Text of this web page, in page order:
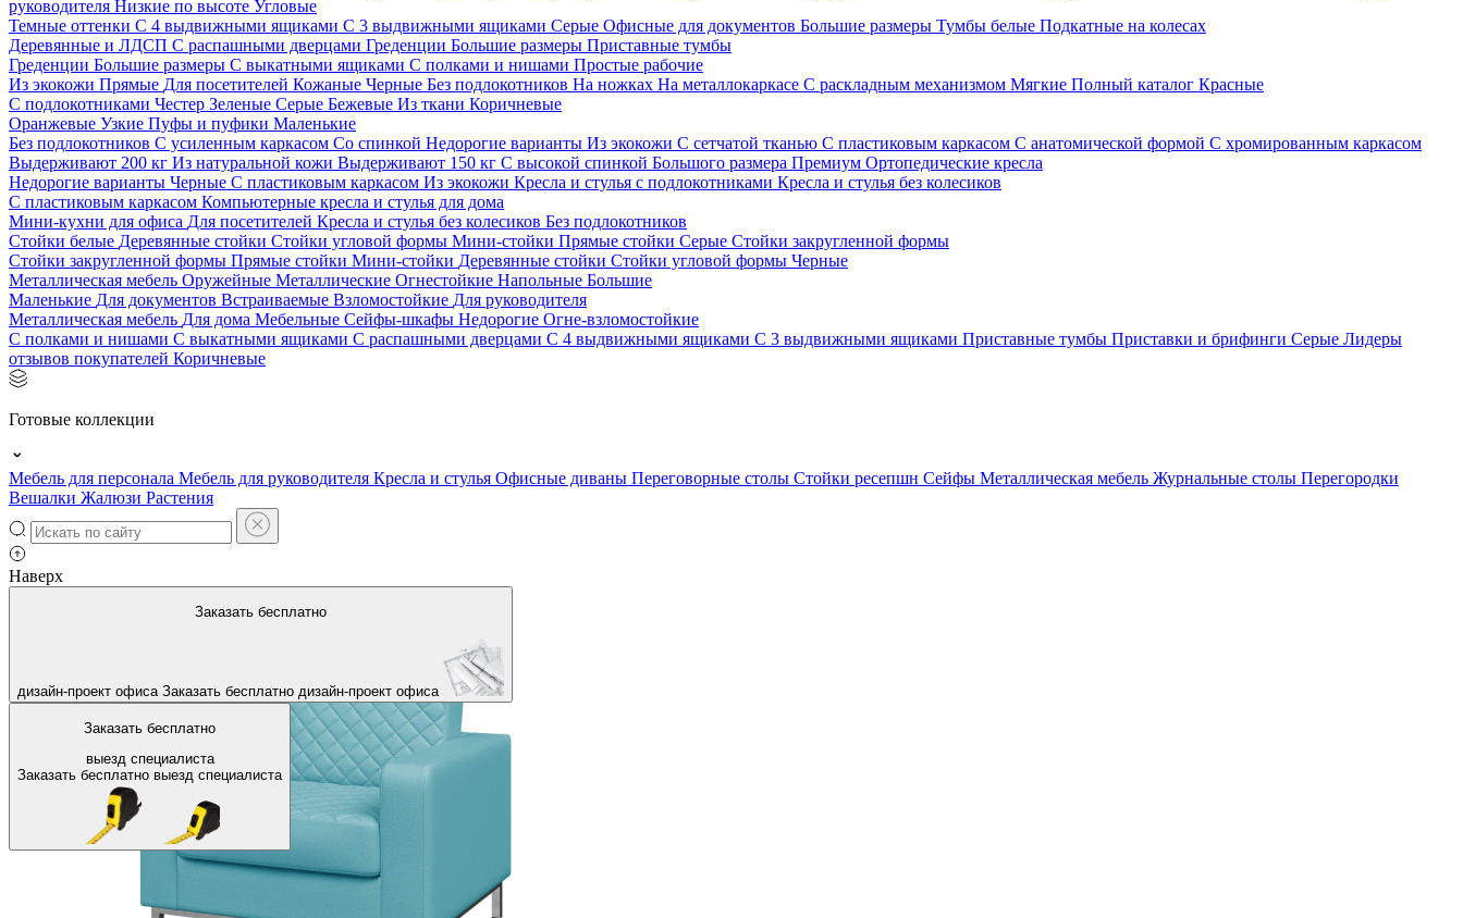
руководителя Низкие по высоте Угловые
Темные оттенки С 4 выдвижными ящиками С 3 выдвижными ящиками Серые Офисные для документов Большие размеры Тумбы белые Подкатные на колесах
Деревянные и ЛДСП С распашными дверцами Греденции Большие размеры Приставные тумбы
Греденции Большие размеры С выкатными ящиками С полками и нишами Простые рабочие
Из экокожи Прямые Для посетителей Кожаные Черные Без подлокотников На ножках На металлокаркасе С раскладным механизмом Мягкие Полный каталог Красные
С подлокотниками Честер Зеленые Серые Бежевые Из ткани Коричневые
Оранжевые Узкие Пуфы и пуфики Маленькие
Без подлокотников С усиленным каркасом Со спинкой Недорогие варианты Из экокожи С сетчатой тканью С пластиковым каркасом С анатомической формой С хромированным каркасом
Выдерживают 200 кг Из натуральной кожи Выдерживают 150 кг С высокой спинкой Большого размера Премиум Ортопедические кресла
Недорогие варианты Черные С пластиковым каркасом Из экокожи Кресла и стулья с подлокотниками Кресла и стулья без колесиков
С пластиковым каркасом Компьютерные кресла и стулья для дома
Мини-кухни для офиса Для посетителей Кресла и стулья без колесиков Без подлокотников
Стойки белые Деревянные стойки Стойки угловой формы Мини-стойки Прямые стойки Серые Стойки закругленной формы
Стойки закругленной формы Прямые стойки Мини-стойки Деревянные стойки Стойки угловой формы Черные
Металлическая мебель Оружейные Металлические Огнестойкие Напольные Большие
Маленькие Для документов Встраиваемые Взломостойкие Для руководителя
Металлическая мебель Для дома Мебельные Сейфы-шкафы Недорогие Огне-взломостойкие
С полками и нишами С выкатными ящиками С распашными дверцами С 4 выдвижными ящиками С 3 выдвижными ящиками Приставные тумбы Приставки и брифинги Серые Лидеры
отзывов покупателей Коричневые
Готовые коллекции
Мебель для персонала Мебель для руководителя Кресла и стулья Офисные диваны Переговорные столы Стойки ресепшн Сейфы Металлическая мебель Журнальные столы Перегородки
Вешалки Жалюзи Растения
Наверх
Заказать бесплатно
дизайн-проект офиса Заказать бесплатно дизайн-проект офиса
Заказать бесплатно
выезд специалиста
Заказать бесплатно выезд специалиста
На главную